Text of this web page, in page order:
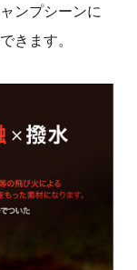
ンプシーンに
きます。